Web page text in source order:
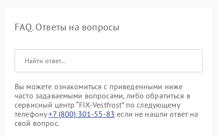
FAQ. Ответы на вопросы
Вы можете ознакомиться с приведенными ниже
часто задаваемыми вопросами, либо обратиться в
сервисный центр “FIX-Vestfrost” по следующему
телефону+7 (800) 301-55-83 если не нашли ответ на
свой вопрос.